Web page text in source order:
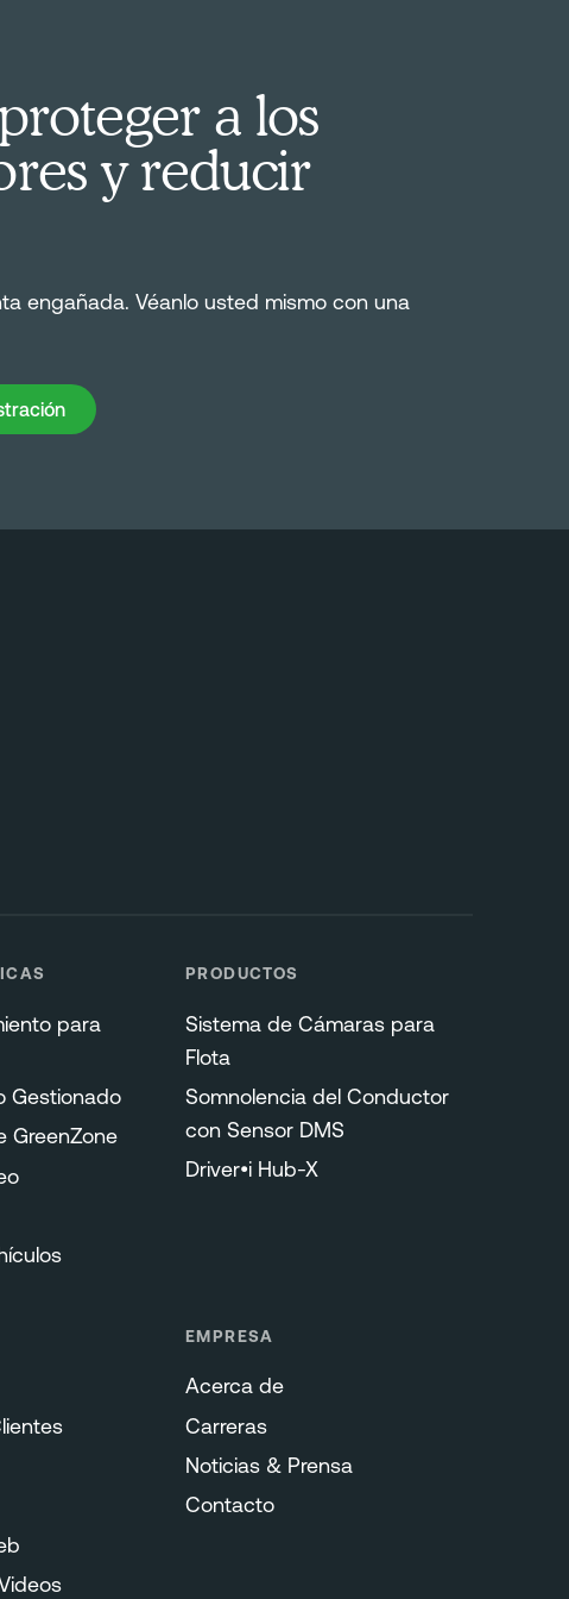
a los
y reducir
engañada. Véanlo usted mismo con una
para
Gestionado
GreenZone
PRODUCTOS
Sistema de Cámaras para
Flota
Somnolencia del Conductor
con Sensor DMS
Driver•i Hub-X
EMPRESA
Acerca de
Carreras
Noticias & Prensa
Contacto